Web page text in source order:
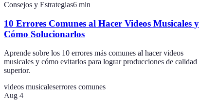
Consejos y Estrategias6 min
10 Errores Comunes al Hacer Videos Musicales y
Cómo Solucionarlos
Aprende sobre los 10 errores más comunes al hacer videos
musicales y cómo evitarlos para lograr producciones de calidad
superior.
videos musicaleserrores comunes
Aug 4